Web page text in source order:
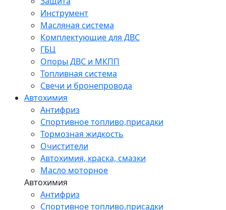
Инструмент
Масляная система
Комплектующие для ДВС
ГБЦ
Опоры ДВС и МКПП
Топливная система
Свечи и бронепровода
Автохимия
Антифриз
Спортивное топливо,присадки
Тормозная жидкость
Очистители
Автохимия, краска, смазки
Масло моторное
Автохимия
Антифриз
Спортивное топливо,присадки